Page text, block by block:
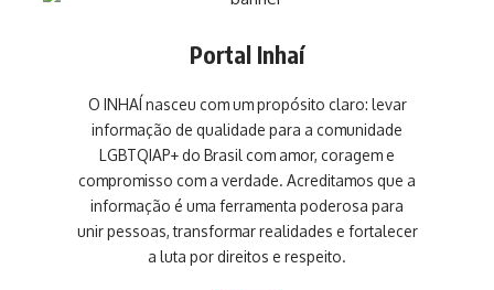
Portal Inhaí
O INHAÍ nasceu com um propósito claro: levar
informação de qualidade para a comunidade
LGBTQIAP+ do Brasil com amor, coragem e
compromisso com a verdade. Acreditamos que a
informação é uma ferramenta poderosa para
unir pessoas, transformar realidades e fortalecer
a luta por direitos e respeito.